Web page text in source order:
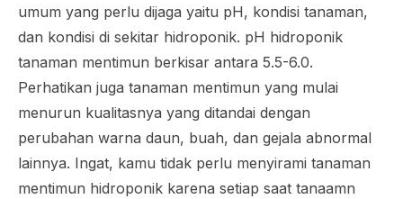
umum yang perlu dijaga yaitu pH, kondisi tanaman,
dan kondisi di sekitar hidroponik. pH hidroponik
tanaman mentimun berkisar antara 5.5-6.0.
Perhatikan juga tanaman mentimun yang mulai
menurun kualitasnya yang ditandai dengan
perubahan warna daun, buah, dan gejala abnormal
lainnya. Ingat, kamu tidak perlu menyirami tanaman
mentimun hidroponik karena setiap saat tanaamn